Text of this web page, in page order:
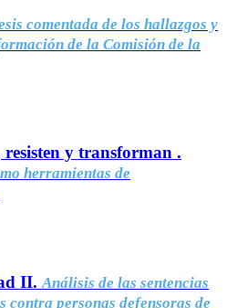
comentada de los hallazgos y
de la Comisión de la
y transforman .
herramientas de
II. Análisis de las sentencias
contra personas defensoras de